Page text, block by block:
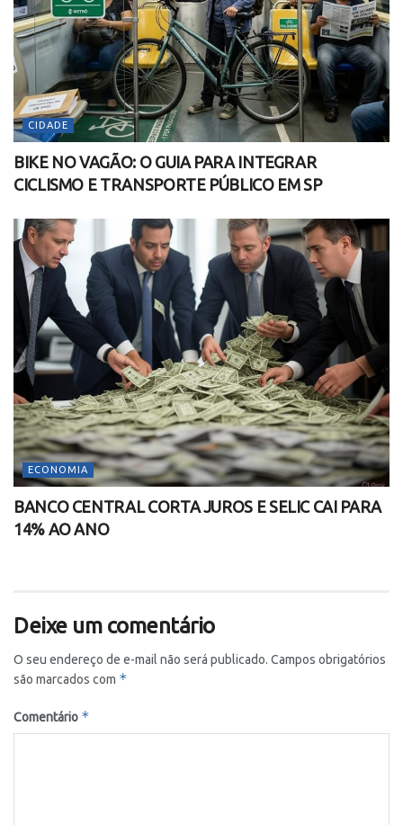
CIDADE
BIKE NO VAGÃO: O GUIA PARA INTEGRAR
CICLISMO E TRANSPORTE PÚBLICO EM SP
ECONOMIA
BANCO CENTRAL CORTA JUROS E SELIC CAI PARA
14% AO ANO
Deixe um comentário
O seu endereço de e-mail não será publicado. Campos obrigatórios
são marcados com *
Comentário *